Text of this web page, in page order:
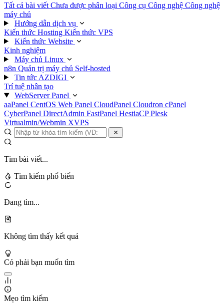
Tất cả bài viết Chưa được phân loại Công cụ Công nghệ Công nghệ
máy chủ
Hướng dẫn dịch vụ
Kiến thức Hosting Kiến thức VPS
Kiến thức Website
Kinh nghiệm
Máy chủ Linux
n8n Quản trị máy chủ Self-hosted
Tin tức AZDIGI
Trí tuệ nhân tạo
WebServer Panel
aaPanel CentOS Web Panel CloudPanel Cloudron cPanel
CyberPanel DirectAdmin FastPanel HestiaCPPlesk
Virtualmin/Webmin XVPS
Tìm bài viết...
Tìm kiếm phổ biến
Đang tìm...
Không tìm thấy kết quả
Có phải bạn muốn tìm
Mẹo tìm kiếm